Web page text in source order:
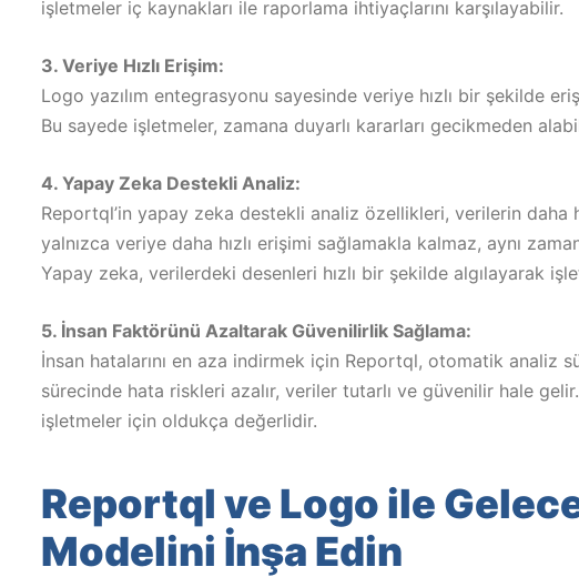
işletmeler iç kaynakları ile raporlama ihtiyaçlarını karşılayabilir.
3. Veriye Hızlı Erişim:
Logo yazılım entegrasyonu sayesinde veriye hızlı bir şekilde
Bu sayede işletmeler, zamana duyarlı kararları gecikmeden
4. Yapay Zeka Destekli Analiz:
Reportql’in yapay zeka destekli analiz özellikleri, verilerin daha
yalnızca veriye daha hızlı erişimi sağlamakla kalmaz, aynı
Yapay zeka, verilerdeki desenleri hızlı bir şekilde algılayarak
5. İnsan Faktörünü Azaltarak Güvenilirlik Sağlama:
İnsan hatalarını en aza indirmek için Reportql, otomatik analiz
sürecinde hata riskleri azalır, veriler tutarlı ve güvenilir hale
işletmeler için oldukça değerlidir.
Reportql ve Logo ile
Modelini İnşa Edin